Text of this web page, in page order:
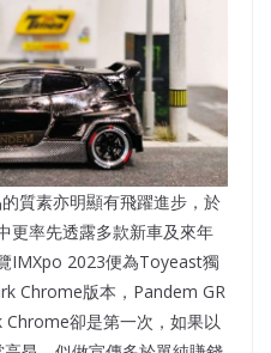
質素亦明顯有飛躍進步，於
更率先透露多款新車及來年
IMXpo 2023便為Toyeast獨
Chrome版本，Pandem GR
卻是第一次，如果以